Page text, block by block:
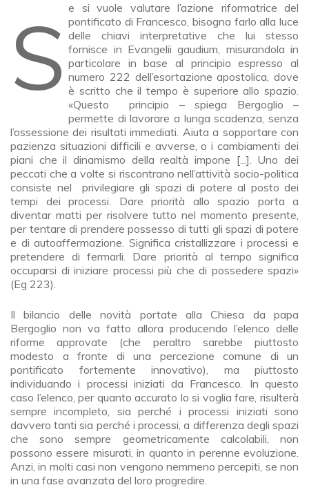
Se si vuole valutare l’azione riformatrice del pontificato di Francesco, bisogna farlo alla luce
delle chiavi interpretative che lui stesso
fornisce in Evangelii gaudium, misurandola in
particolare in base al principio espresso al
numero 222 dell’esortazione apostolica, dove
è scritto che il tempo è superiore allo spazio.
«Questo principio – spiega Bergoglio –
permette di lavorare a lunga scadenza, senza
l’ossessione dei risultati immediati. Aiuta a sopportare con
pazienza situazioni difficili e avverse, o i cambiamenti dei
piani che il dinamismo della realtà impone [...]. Uno dei
peccati che a volte si riscontrano nell’attività socio-politica
consiste nel privilegiare gli spazi di potere al posto dei
tempi dei processi. Dare priorità allo spazio porta a
diventar matti per risolvere tutto nel momento presente,
per tentare di prendere possesso di tutti gli spazi di potere
e di autoaffermazione. Significa cristallizzare i processi e
pretendere di fermarli. Dare priorità al tempo significa
occuparsi di iniziare processi più che di possedere spazi»
(Eg 223).
Il bilancio delle novità portate alla Chiesa da papa
Bergoglio non va fatto allora producendo l’elenco delle
riforme approvate (che peraltro sarebbe piuttosto
modesto a fronte di una percezione comune di un
pontificato fortemente innovativo), ma piuttosto
individuando i processi iniziati da Francesco. In questo
caso l’elenco, per quanto accurato lo si voglia fare, risulterà
sempre incompleto, sia perché i processi iniziati sono
davvero tanti sia perché i processi, a differenza degli spazi
che sono sempre geometricamente calcolabili, non
possono essere misurati, in quanto in perenne evoluzione.
Anzi, in molti casi non vengono nemmeno percepiti, se non
in una fase avanzata del loro progredire.